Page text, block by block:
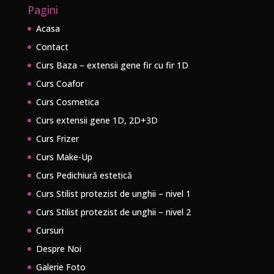
Pagini
Acasa
Contact
Curs Baza – extensii gene fir cu fir 1D
Curs Coafor
Curs Cosmetica
Curs extensii gene 1D, 2D+3D
Curs Frizer
Curs Make-Up
Curs Pedichiură estetică
Curs Stilist protezist de unghii – nivel 1
Curs Stilist protezist de unghii – nivel 2
Cursuri
Despre Noi
Galerie Foto